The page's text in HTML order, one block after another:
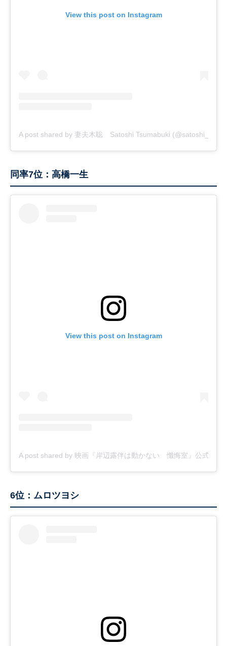
View this post on Instagram
A post shared by 妻夫木聡 Satoshi Tsumabuki
同率7位：高橋一生
View this post on Instagram
A post shared by 映画『岸辺露伴は動かない 懺悔室』公式【
6位：ムロツヨシ